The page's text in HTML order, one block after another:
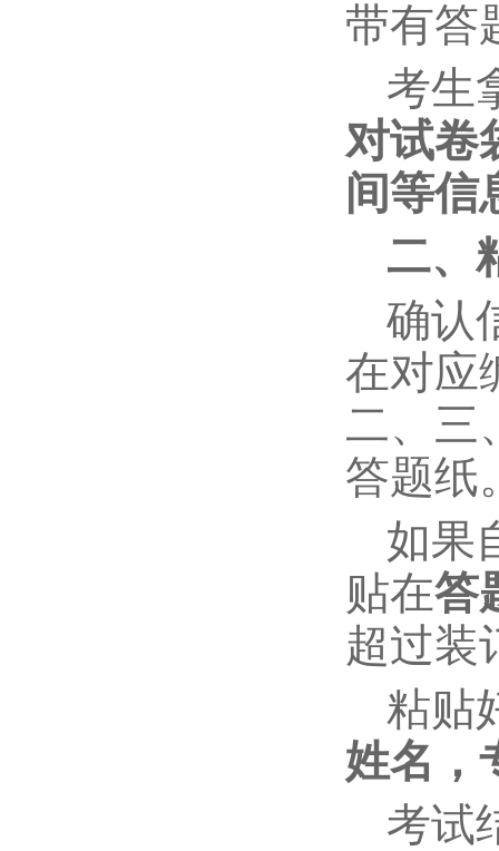
带有答
考生
对试卷
间等信
二、
确认
在对应
二、三
答题纸
如果
贴在答
超过装
粘贴
姓名，
考试